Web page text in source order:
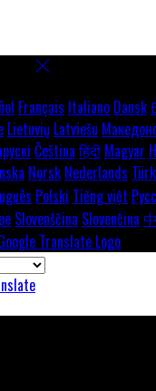
Français Italiano Dansk
Lietuvių Latviešu
Čeština हिंदी Magyar
Norsk Nederlands
Polski Tiếng việt
Slovenščina Slovenčina